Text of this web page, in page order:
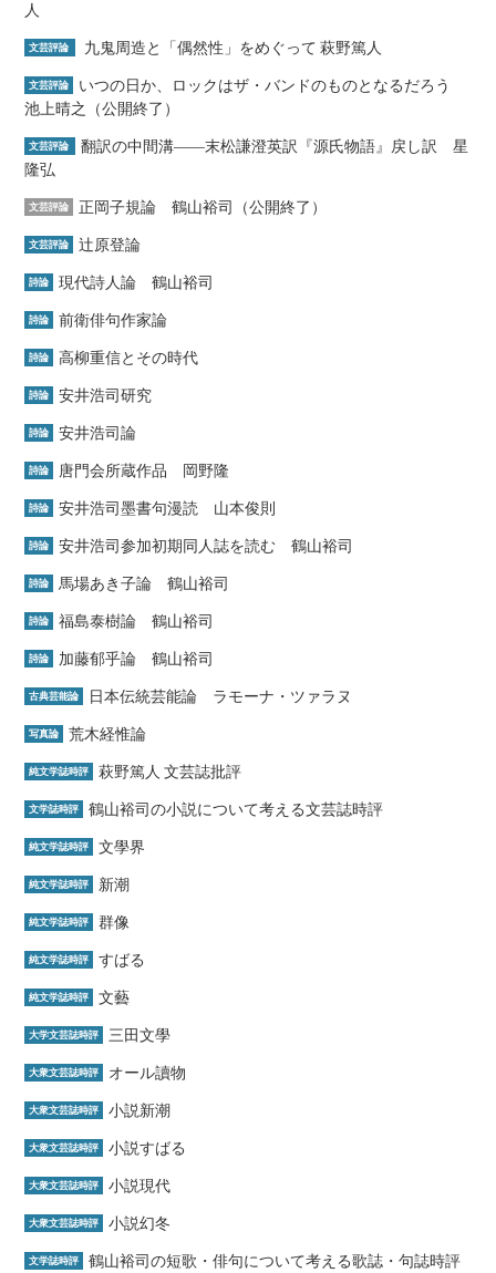
人
文芸評論 九鬼周造と「偶然性」をめぐって 萩野篤人
文芸評論
いつの日か、ロックはザ・バンドのものとなるだろう
池上晴之（公開終了）
文芸評論
翻訳の中間溝――末松謙澄英訳『源氏物語』戻し訳 星
隆弘
文芸評論 正岡子規論 鶴山裕司（公開終了）
文芸評論 辻原登論
詩論 現代詩人論 鶴山裕司
詩論 前衛俳句作家論
詩論 高柳重信とその時代
詩論 安井浩司研究
詩論 安井浩司論
詩論 唐門会所蔵作品 岡野隆
詩論 安井浩司墨書句漫読 山本俊則
詩論 安井浩司参加初期同人誌を読む 鶴山裕司
詩論 馬場あき子論 鶴山裕司
詩論 福島泰樹論 鶴山裕司
詩論 加藤郁乎論 鶴山裕司
古典芸能論 日本伝統芸能論 ラモーナ・ツァラヌ
写真論 荒木経惟論
純文学誌時評 萩野篤人 文芸誌批評
文学誌時評 鶴山裕司の小説について考える文芸誌時評
純文学誌時評 文學界
純文学誌時評 新潮
純文学誌時評 群像
純文学誌時評 すばる
純文学誌時評 文藝
大学文芸誌時評 三田文學
大衆文芸誌時評 オール讀物
大衆文芸誌時評 小説新潮
大衆文芸誌時評 小説すばる
大衆文芸誌時評 小説現代
大衆文芸誌時評 小説幻冬
文学誌時評 鶴山裕司の短歌・俳句について考える歌誌・句誌時評